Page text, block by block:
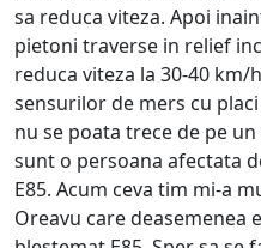
sa reduca viteza. Apoi
pietoni traverse in relief
reduca viteza la 30-40
sensurilor de mers cu
nu se poata trece de pe
sunt o persoana afectata
E85. Acum ceva tim mi-a
Oreavu care deasemenea